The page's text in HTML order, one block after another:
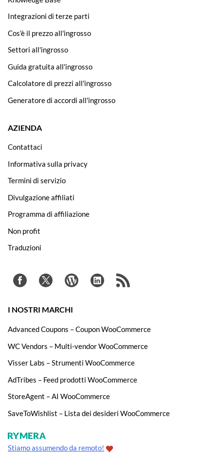
Integrazioni di terze parti
Cos'è il prezzo all'ingrosso
Settori all'ingrosso
Guida gratuita all'ingrosso
Calcolatore di prezzi all'ingrosso
Generatore di accordi all'ingrosso
AZIENDA
Contattaci
Informativa sulla privacy
Termini di servizio
Divulgazione affiliati
Programma di affiliazione
Non profit
Traduzioni
I NOSTRI MARCHI
Advanced Coupons – Coupon WooCommerce
WC Vendors – Multi-vendor WooCommerce
Visser Labs – Strumenti WooCommerce
AdTribes – Feed prodotti WooCommerce
StoreAgent – AI WooCommerce
SaveToWishlist – Lista dei desideri WooCommerce
Stiamo assumendo da remoto!